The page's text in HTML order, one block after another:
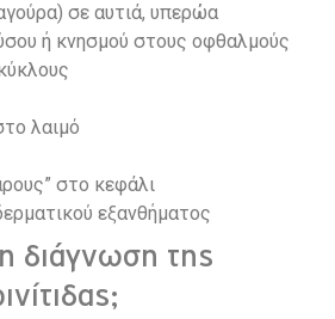
σε αυτιά, υπερώα
ή κνησμού στους οφθαλμούς
λαιμό
στο κεφάλι
εξανθήματος
διάγνωση της